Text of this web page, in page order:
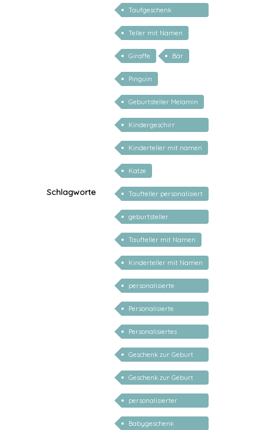
Schlagworte
Taufgeschenk
personalisiert
Teller mit Namen
Giraffe Bär
Pinguin
Geburtsteller Melamin
Kindergeschirr
personalisiert
Kinderteller mit namen
Katze
Taufteller personalisiert
geburtsteller
personalisiert
Taufteller mit Namen
Kinderteller mit Namen
personalisiert
personalisierte
Geschenke für Baby
Personalisierte
Geschenke für Kinder
Personalisiertes
Geschenk zur Taufe
Geschenk zur Geburt
Mädchen personalisiert
Geschenk zur Geburt
Junge personalisiert
personalisierter
Geburtsteller
Babygeschenk